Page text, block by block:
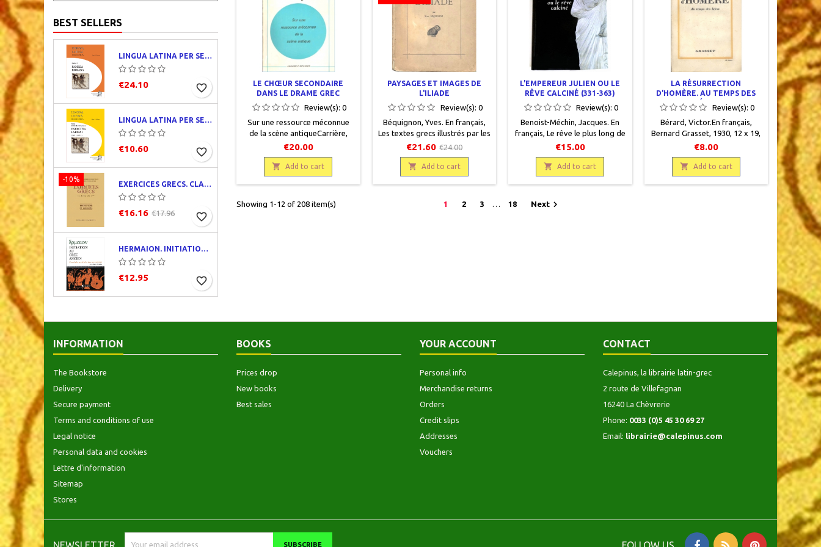
BEST SELLERS
LINGUA LATINA PER SE ILLUSTRATA. PARS I : FAMILIA ROMANA
€24.10 favorite_border
LINGUA LATINA PER SE ILLUSTRATA. EXERCITIA LATINA I
€10.60 favorite_border
-10%
EXERCICES GRECS. CLASSE DE QUATRIÈME. TRADUCTIONS ET CORRIGÉS
€16.16 €17.96 favorite_border
€12.95 favorite_border
LE CHŒUR SECONDAIRE
DANS LE DRAME GREC
Review(s):0
Sur une ressource méconnue
de la scène antiqueCarrière,
Jean En français, Etudes et
1977, 15,5 x 24, 102 pages,
broché, occasion. Bon état, dos
insolé, couverture légèrement
défraîchie. 9782252019566
€20.00
 Add to cart
PAYSAGES ET IMAGES DE
L'ILIADE
Review(s): 0
Béquignon, Yves. En français,
Les textes grecs illustrés par les
documents, Les Belles Lettres,
broché, occasion. Bon état.
Couverture défraîchie mais
encore solide.
€21.60 €24.00
 Add to cart
L'EMPEREUR JULIEN OU LE
RÊVE CALCINÉ (331-363)
Review(s):0
Benoist-Méchin, Jacques. En
français, Le rêve le plus long de
l'histoire III - Le grand livre du
478 pages, broché, occasion,
9782702807712. Très bon état.
€15.00
 Add to cart
LA RÉSURRECTION
D'HOMÈRE. AU TEMPS DES
HÉROS
Review(s): 0
Bérard, Victor.En français,
Bernard Grasset, 1930, 12 x 19,
257 pages, broché,
petites rousseurs sur la
couverture, protégé par une
couverture plastique.
€8.00
 Add to cart
Showing 1-12 of 208 item(s) 1 2 3 18 Next 
INFORMATION
The Bookstore
Delivery
Secure payment
Terms and conditions of use
Legal notice
Personal data and cookies
Lettre d'information
Sitemap
Stores
BOOKS
Prices drop
New books
Best sales
YOUR ACCOUNT
Personal info
Merchandise returns
Orders
Credit slips
Addresses
Vouchers
CONTACT
Calepinus, la librairie latin-grec
2 route de Villefagnan
16240 La Chèvrerie
Phone: 0033 (0)5 45 30 69 27
Email: librairie@calepinus.com